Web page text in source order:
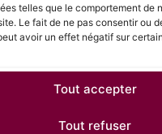
telles que le comportement de
Le fait de ne pas consentir ou
avoir un effet négatif sur
Tout accepter
Tout refuser
»